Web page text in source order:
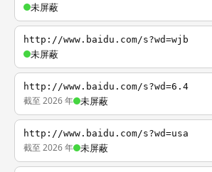
未屏蔽
http://www.baidu.com/s?wd=wjb
未屏蔽
http://www.baidu.com/s?wd=6.4
截至 2026 年 未屏蔽
http://www.baidu.com/s?wd=usa
截至 2026 年 未屏蔽